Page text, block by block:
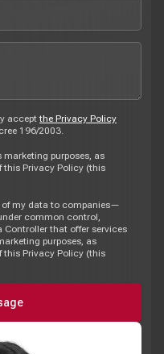
acceptthe Privacy Policy
196/2003.
purposes, as
this Privacy Policy (this
my data to companies—
common control,
Controller that offer services
purposes, as
this Privacy Policy (this